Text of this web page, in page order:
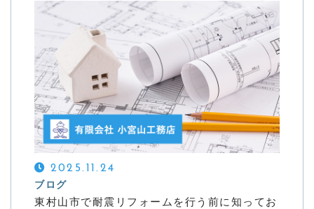
2025.11.24
ブログ
東村山市で耐震リフォームを行う前に知ってお